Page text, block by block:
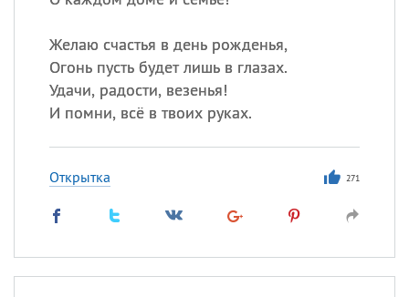
Желаю счастья в день рожденья,
Огонь пусть будет лишь в глазах.
Удачи, радости, везенья!
И помни, всё в твоих руках.
Открытка 271